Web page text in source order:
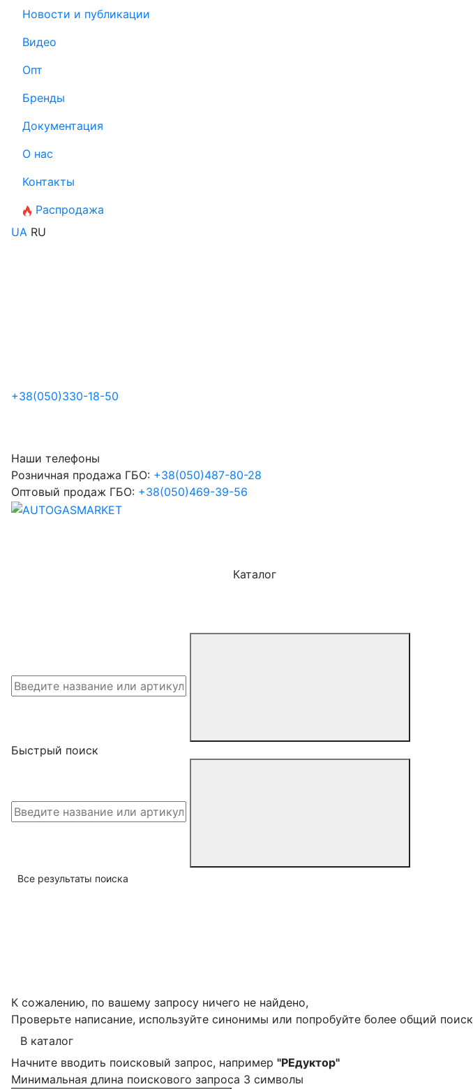
Новости и публикации
Видео
Опт
Бренды
Документация
О нас
Контакты
Распродажа
UA RU
+38(050)330-18-50
Наши телефоны
Розничная продажа ГБО: +38(050)487-80-28
Оптовый продаж ГБО: +38(050)469-39-56
Каталог
Быстрый поиск
Все результаты поиска
К сожалению, по вашему запросу ничего не найдено,
Проверьте написание, используйте синонимы или попробуйте более общий поиск
В каталог
Начните вводить поисковый запрос, например "РЕдуктор"
Минимальная длина поискового запроса 3 символы